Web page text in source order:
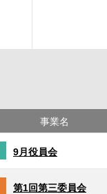
事業名
9月役員会
第1回第三委員会